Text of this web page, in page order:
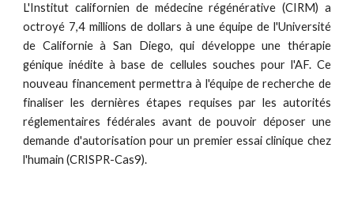
L'Institut californien de médecine régénérative (CIRM) a
octroyé 7,4 millions de dollars à une équipe de l'Université
de Californie à San Diego, qui développe une thérapie
génique inédite à base de cellules souches pour l'AF. Ce
nouveau financement permettra à l'équipe de recherche de
finaliser les dernières étapes requises par les autorités
réglementaires fédérales avant de pouvoir déposer une
demande d'autorisation pour un premier essai clinique chez
l'humain (CRISPR-Cas9).